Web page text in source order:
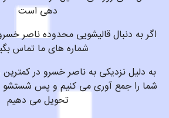
دهی است
اگر به دنبال قالیشویی محدوده ناصر
شماره های ما تماس
به دلیل نزدیکی به ناصر خسرو در
شما را جمع آوری می کنیم و پس
تحویل می دهیم